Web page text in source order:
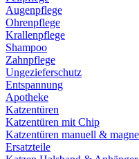
Augenpflege
Ohrenpflege
Krallenpflege
Shampoo
Zahnpflege
Ungezieferschutz
Entspannung
Apotheke
Katzentüren
Katzentüren mit Chip
Katzentüren manuell &
Ersatzteile